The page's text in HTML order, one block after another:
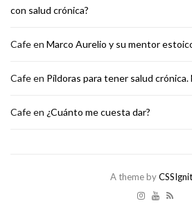
con salud crónica?
Cafeen Marco Aurelio y su mentor
Cafeen Píldoras para tener salud crónica.
Cafeen ¿Cuánto me cuesta dar?
A theme by